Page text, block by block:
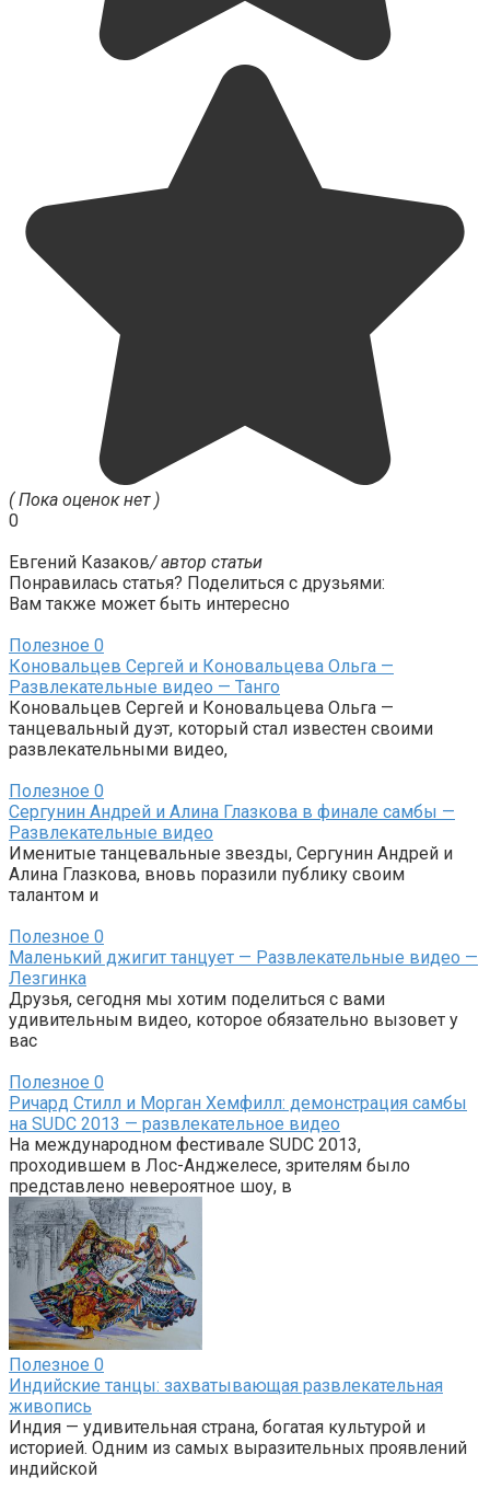
( Пока оценок нет )
0
Евгений Казаков/ автор статьи
Понравилась статья? Поделиться с друзьями:
Вам также может быть интересно
Полезное 0
Коновальцев Сергей и Коновальцева Ольга —
Развлекательные видео — Танго
Коновальцев Сергей и Коновальцева Ольга —
танцевальный дуэт, который стал известен своими
развлекательными видео,
Полезное 0
Сергунин Андрей и Алина Глазкова в финале самбы —
Развлекательные видео
Именитые танцевальные звезды, Сергунин Андрей и
Алина Глазкова, вновь поразили публику своим
талантом и
Полезное 0
Маленький джигит танцует — Развлекательные видео —
Лезгинка
Друзья, сегодня мы хотим поделиться с вами
удивительным видео, которое обязательно вызовет у
вас
Полезное 0
Ричард Стилл и Морган Хемфилл: демонстрация самбы
на SUDC 2013 — развлекательное видео
На международном фестивале SUDC 2013,
проходившем в Лос-Анджелесе, зрителям было
представлено невероятное шоу, в
Полезное 0
Индийские танцы: захватывающая развлекательная
живопись
Индия — удивительная страна, богатая культурой и
историей. Одним из самых выразительных проявлений
индийской